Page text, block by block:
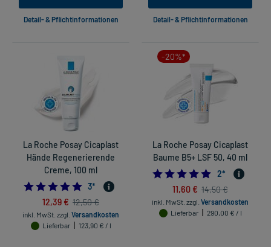
Detail- & Pflichtinformationen Detail- & Pflichtinformationen
La Roche Posay Cicaplast
Hände Regenerierende
Creme, 100 ml
5.0
3*
12,39 € 12,50 €
inkl. MwSt. zzgl. Versandkosten
Lieferbar
123,90 € / l
-20%*
La Roche Posay Cicaplast
Baume B5+ LSF 50, 40 ml
5.0
2*
11,60 € 14,50 €
inkl. MwSt. zzgl. Versandkosten
Lieferbar
290,00 € / l